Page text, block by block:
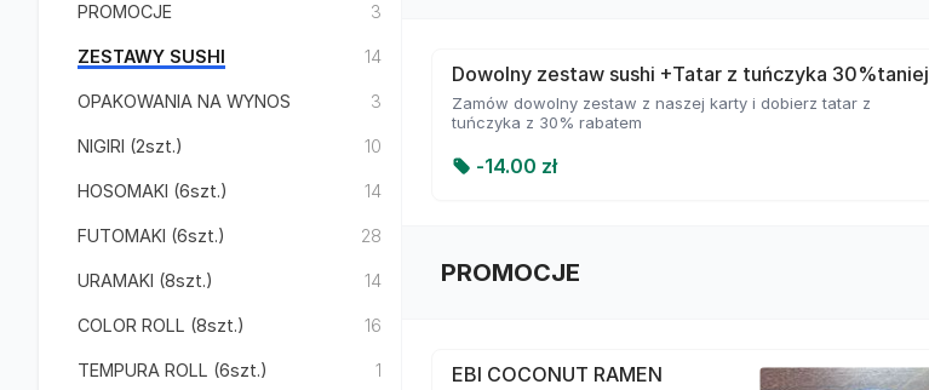
PROMOCJE 3
ZESTAWY SUSHI 14
OPAKOWANIA NA WYNOS 3
NIGIRI (2szt.) 10
HOSOMAKI (6szt.) 14
FUTOMAKI (6szt.) 28
URAMAKI (8szt.) 14
COLOR ROLL (8szt.) 16
TEMPURA ROLL (6szt.) 1
Dowolny zestaw sushi +Tatar z tuńczyka 30%taniej
Zamów dowolny zestaw z naszej karty i dobierz tatar z
tuńczyka z 30% rabatem
-14.00 zł
PROMOCJE
EBI COCONUT RAMEN